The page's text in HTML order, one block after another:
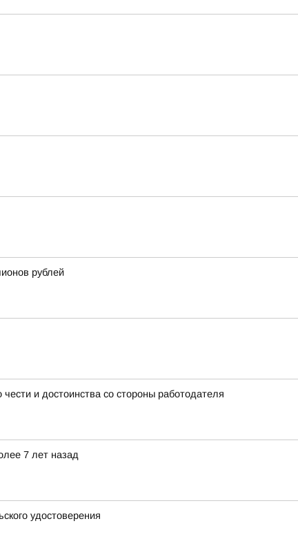
рублей
и достоинства со стороны работодателя
7 лет назад
удостоверения